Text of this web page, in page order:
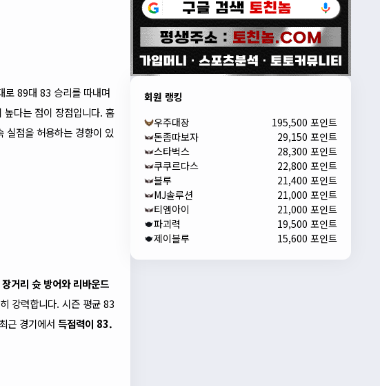
로 89대 83 승리를 따내며
높다는 점이 장점입니다. 홈
실점을 허용하는 경향이 있
거리 슛 방어와 리바운드
강력합니다. 시즌 평균 83
근 경기에서 득점력이 83.
회원 랭킹
우주대장
195,500 포인트
돈좀따보자
29,150 포인트
스타벅스
28,300 포인트
쿠쿠르다스
22,800 포인트
블루
21,400 포인트
MJ솔루션
21,000 포인트
티엠아이
21,000 포인트
파괴력
19,500 포인트
제이블루
15,600 포인트